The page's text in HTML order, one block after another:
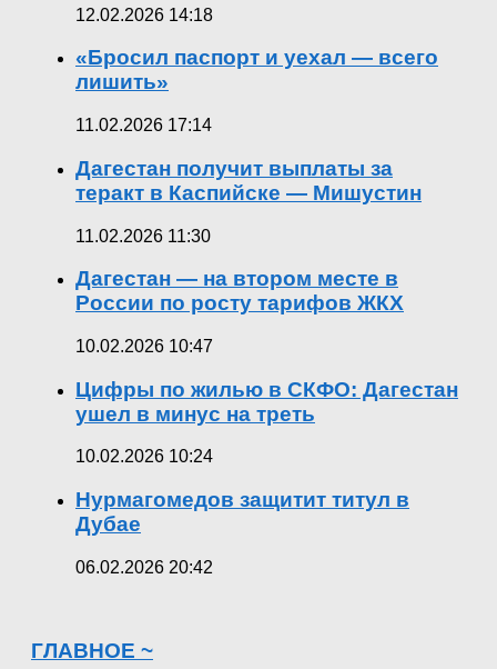
12.02.2026 14:18
«Бросил паспорт и уехал — всего
лишить»
11.02.2026 17:14
Дагестан получит выплаты за
теракт в Каспийске — Мишустин
11.02.2026 11:30
Дагестан — на втором месте в
России по росту тарифов ЖКХ
10.02.2026 10:47
Цифры по жилью в СКФО: Дагестан
ушел в минус на треть
10.02.2026 10:24
Нурмагомедов защитит титул в
Дубае
06.02.2026 20:42
ГЛАВНОЕ ~